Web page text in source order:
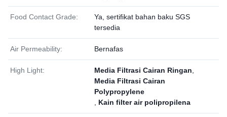
Food Contact Grade:
Ya, sertifikat bahan baku SGS
tersedia
Air Permeability: Bernafas
High Light: Media Filtrasi Cairan Ringan
Media Filtrasi Cairan
Polypropylene
Kain filter air polipropilena